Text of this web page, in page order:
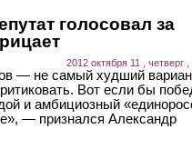
голосовал за
2012 октября 11 , четверг
— не самый худший
Вот если бы
и амбициозный
— признался Александр